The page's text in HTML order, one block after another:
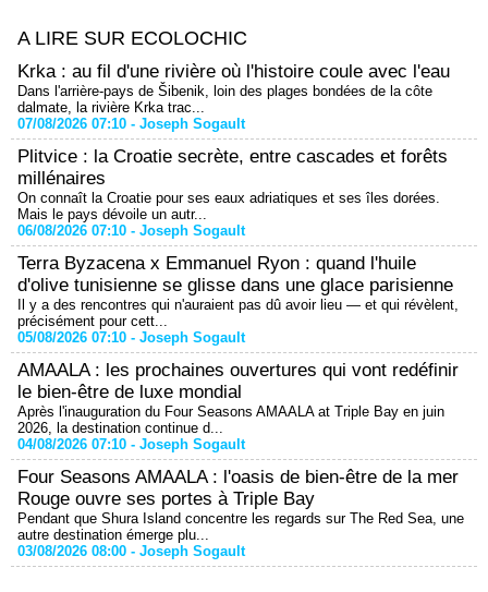
A LIRE SUR ECOLOCHIC
Krka : au fil d'une rivière où l'histoire coule avec l'eau
Dans l'arrière-pays de Šibenik, loin des plages bondées de la côte
dalmate, la rivière Krka trac...
07/08/2026 07:10 - Joseph Sogault
Plitvice : la Croatie secrète, entre cascades et forêts
millénaires
On connaît la Croatie pour ses eaux adriatiques et ses îles dorées.
Mais le pays dévoile un autr...
06/08/2026 07:10 - Joseph Sogault
Terra Byzacena x Emmanuel Ryon : quand l'huile
d'olive tunisienne se glisse dans une glace parisienne
Il y a des rencontres qui n'auraient pas dû avoir lieu — et qui révèlent,
précisément pour cett...
05/08/2026 07:10 - Joseph Sogault
AMAALA : les prochaines ouvertures qui vont redéfinir
le bien-être de luxe mondial
Après l'inauguration du Four Seasons AMAALA at Triple Bay en juin
2026, la destination continue d...
04/08/2026 07:10 - Joseph Sogault
Four Seasons AMAALA : l'oasis de bien-être de la mer
Rouge ouvre ses portes à Triple Bay
Pendant que Shura Island concentre les regards sur The Red Sea, une
autre destination émerge plu...
03/08/2026 08:00 - Joseph Sogault